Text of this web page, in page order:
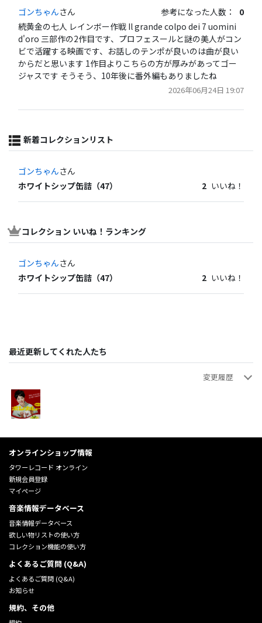
ゴンちゃんさん 参考になった人数：
0
続黄金の七人 レインボー作戦 Il grande colpo dei 7 uomini
d'oro 三部作の2作目です、プロフェスールと謎の美人がコン
ビで活躍する映画です、お話しのテンポが良いのは曲が良い
からだと思います 1作目よりこちらの方が厚みがあってゴー
ジャスです そうそう、10年後に番外編もありましたね
2026年06月24日 19:07
新着コレクションリスト
ゴンちゃんさん
ホワイトシップ缶詰（47）
2 いいね！
コレクション いいね！ランキング
ゴンちゃんさん
ホワイトシップ缶詰（47）
2 いいね！
最近更新してくれた人たち
変更履歴
オンラインショップ情報
タワーレコード オンライン
新規会員登録
マイページ
音楽情報データベース
音楽情報データベース
欲しい物リストの使い方
コレクション機能の使い方
よくあるご質問 (Q&A)
よくあるご質問 (Q&A)
お知らせ
規約、その他